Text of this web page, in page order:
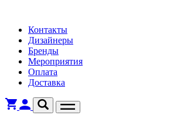
Контакты
Дизайнеры
Бренды
Мероприятия
Оплата
Доставка